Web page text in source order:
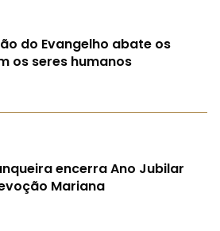
do Evangelho abate os
os seres humanos
encerra Ano Jubilar
Mariana